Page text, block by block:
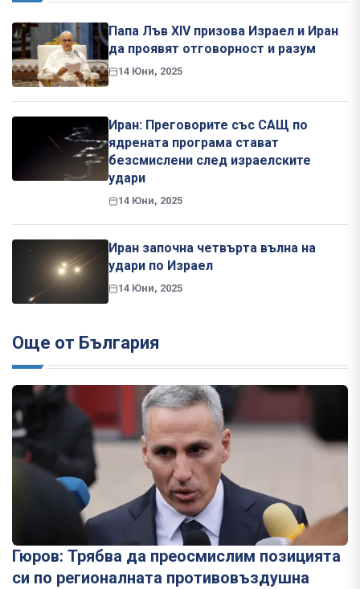
Папа Лъв XIV призова Израел и Иран
да проявят отговорност и разум
14 Юни, 2025
Иран: Преговорите със САЩ по
ядрената програма стават
безсмислени след израелските
удари
14 Юни, 2025
Иран започна четвърта вълна на
удари по Израел
14 Юни, 2025
Още от България
Гюров: Трябва да преосмислим позицията
си по регионалната противовъздушна